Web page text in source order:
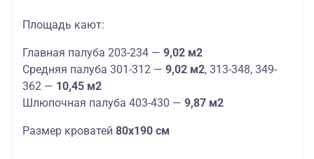
Площадь кают:
Главная палуба 203-234 — 9,02 м2
Средняя палуба 301-312 — 9,02 м2, 313-348, 349-
362 — 10,45 м2
Шлюпочная палуба 403-430 — 9,87 м2
Размер кроватей 80х190 см